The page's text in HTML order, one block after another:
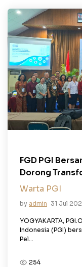
FGD PGI
Dorong
Warta PGI
by admin 31 Jul
YOGYAKARTA,
Indonesia (PGI)
Pel...
254